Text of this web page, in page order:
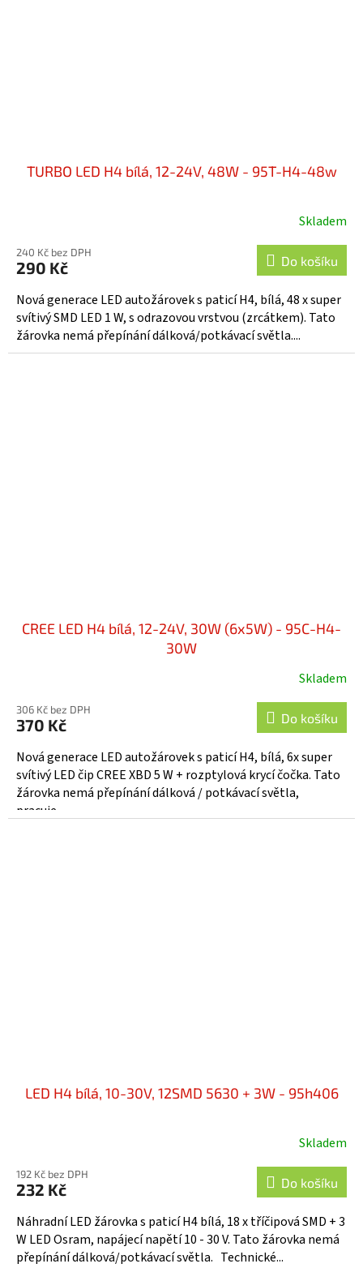
TURBO LED H4 bílá, 12-24V, 48W - 95T-H4-48w
Skladem
240 Kč bez DPH
290 Kč Do košíku
Nová generace LED autožárovek s paticí H4, bílá, 48 x super
svítivý SMD LED 1 W, s odrazovou vrstvou (zrcátkem). Tato
žárovka nemá přepínání dálková/potkávací světla....
CREE LED H4 bílá, 12-24V, 30W (6x5W) - 95C-H4-
30W
Skladem
306 Kč bez DPH
370 Kč Do košíku
Nová generace LED autožárovek s paticí H4, bílá, 6x super
svítivý LED čip CREE XBD 5 W + rozptylová krycí čočka. Tato
žárovka nemá přepínání dálková / potkávací světla,
pracuje...
LED H4 bílá, 10-30V, 12SMD 5630 + 3W - 95h406
Skladem
192 Kč bez DPH
232 Kč Do košíku
Náhradní LED žárovka s paticí H4 bílá, 18 x tříčipová SMD + 3
W LED Osram, napájecí napětí 10 - 30 V. Tato žárovka nemá
přepínání dálková/potkávací světla. Technické...